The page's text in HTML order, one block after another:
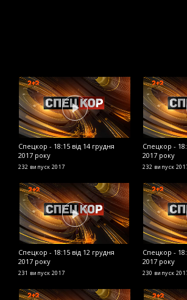
Спецкор - 18:15 від 14 грудня
2017 року
232 випуск 2017
Спецкор -
2017 року
232 випуск
Спецкор - 18:15 від 12 грудня
2017 року
231 випуск 2017
Спецкор -
2017 року
230 випуск